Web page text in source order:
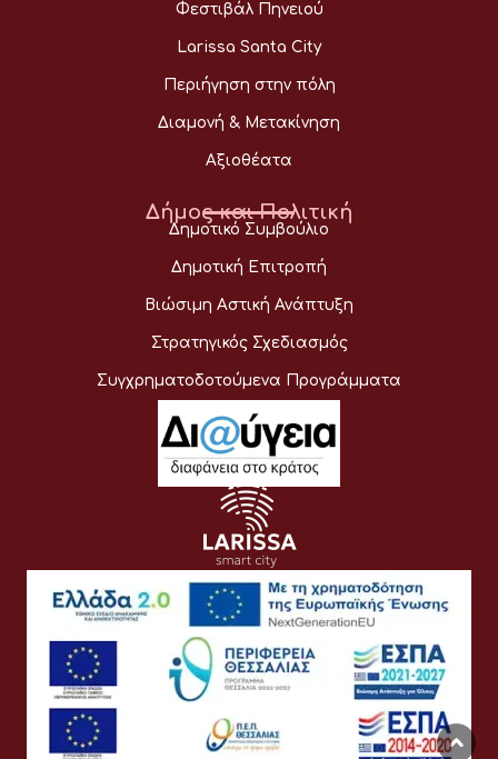
Φεστιβάλ Πηνειού
Larissa Santa City
Περιήγηση στην πόλη
Διαμονή & Μετακίνηση
Αξιοθέατα
Δήμος και Πολιτική
Δημοτικό Συμβούλιο
Δημοτική Επιτροπή
Βιώσιμη Αστική Ανάπτυξη
Στρατηγικός Σχεδιασμός
Συγχρηματοδοτούμενα Προγράμματα